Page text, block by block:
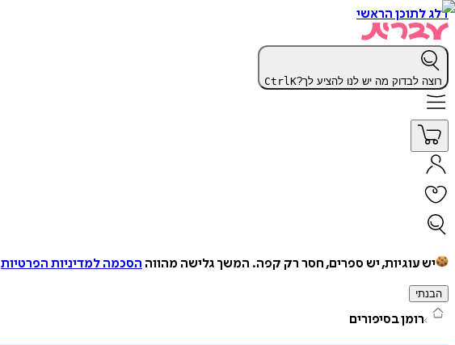
דלג לתוכן הראשי
רוצה לבדוק מה יש לנו להציע לך? CtrlK
יש עוגיות, יש ספרים, חסר רק קפה. המשך גלישה מהווה הסכמה למדיניות הפרטיות
הבנתי
רומן בסיפורים